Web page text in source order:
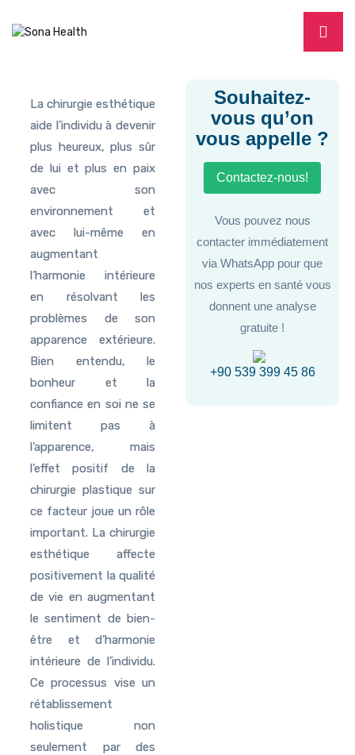
La chirurgie esthétique
aide l’individu à devenir
plus heureux, plus sûr
de lui et plus en paix
avec son
environnement et
avec lui-même en
augmentant
l’harmonie intérieure
en résolvant les
problèmes de son
apparence extérieure.
Bien entendu, le
bonheur et la
confiance en soi ne se
limitent pas à
l’apparence, mais
l’effet positif de la
chirurgie plastique sur
ce facteur joue un rôle
important. La chirurgie
esthétique affecte
positivement la qualité
de vie en augmentant
le sentiment de bien-
être et d’harmonie
intérieure de l’individu.
Ce processus vise un
rétablissement
holistique non
seulement par des
Souhaitez-
vous qu’on
vous appelle ?
Contactez-nous!
Vous pouvez nous
contacter immédiatement
via WhatsApp pour que
nos experts en santé vous
donnent une analyse
gratuite !
+90 539 399 45 86